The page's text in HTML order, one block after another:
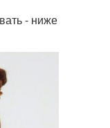
- ниже